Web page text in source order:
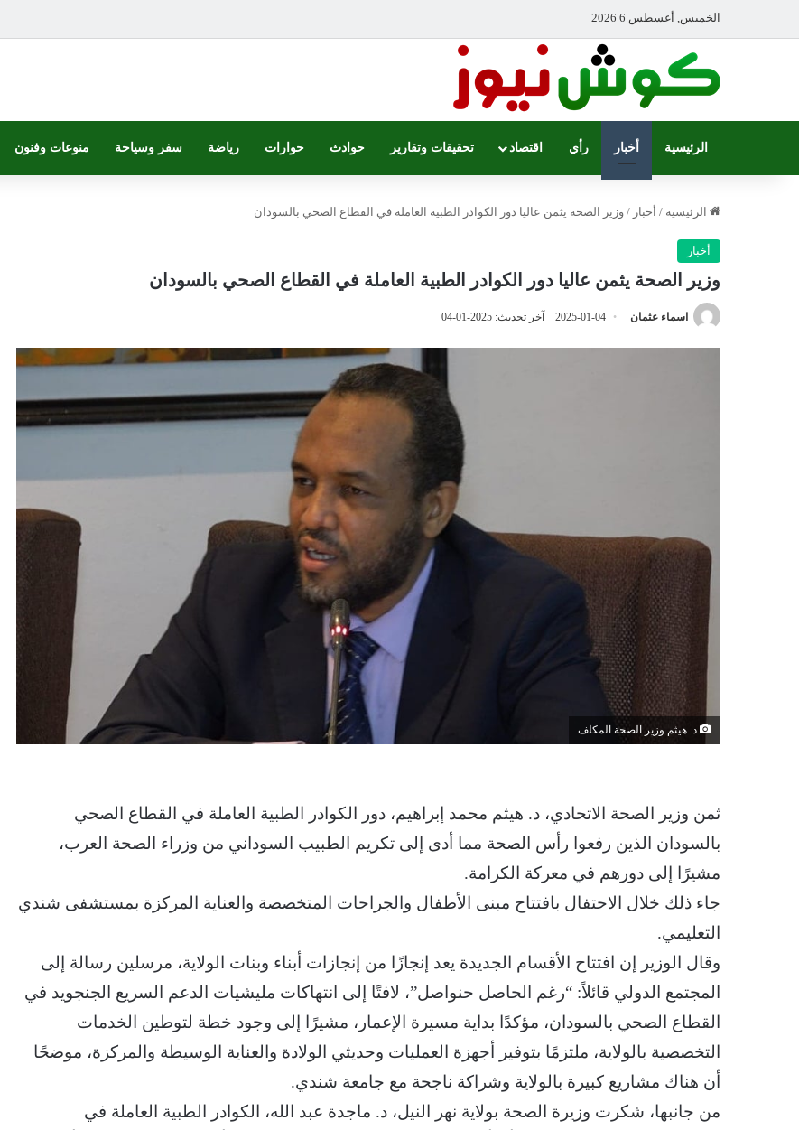
الخميس, أغسطس 6 2026
الرئيسية أخبار رأي اقتصاد تحقيقات وتقارير حوادث حوارات رياضة سفر وسياحة منوعات وفنون
الرئيسية / أخبار / وزير الصحة يثمن عاليا دور الكوادر الطبية العاملة في القطاع الصحي بالسودان
أخبار
وزير الصحة يثمن عاليا دور الكوادر الطبية العاملة في القطاع الصحي بالسودان
اسماء عثمان 2025-01-04 آخر تحديث: 2025-01-04
د. هيثم وزير الصحة المكلف
ثمن وزير الصحة الاتحادي، د. هيثم محمد إبراهيم، دور الكوادر الطبية العاملة في القطاع الصحي
بالسودان الذين رفعوا رأس الصحة مما أدى إلى تكريم الطبيب السوداني من وزراء الصحة العرب،
مشيرًا إلى دورهم في معركة الكرامة.
جاء ذلك خلال الاحتفال بافتتاح مبنى الأطفال والجراحات المتخصصة والعناية المركزة بمستشفى شندي
التعليمي.
وقال الوزير إن افتتاح الأقسام الجديدة يعد إنجازًا من إنجازات أبناء وبنات الولاية، مرسلين رسالة إلى
المجتمع الدولي قائلاً: “رغم الحاصل حنواصل”، لافتًا إلى انتهاكات مليشيات الدعم السريع الجنجويد في
القطاع الصحي بالسودان، مؤكدًا بداية مسيرة الإعمار، مشيرًا إلى وجود خطة لتوطين الخدمات
التخصصية بالولاية، ملتزمًا بتوفير أجهزة العمليات وحديثي الولادة والعناية الوسيطة والمركزة، موضحًا
أن هناك مشاريع كبيرة بالولاية وشراكة ناجحة مع جامعة شندي.
من جانبها، شكرت وزيرة الصحة بولاية نهر النيل، د. ماجدة عبد الله، الكوادر الطبية العاملة في